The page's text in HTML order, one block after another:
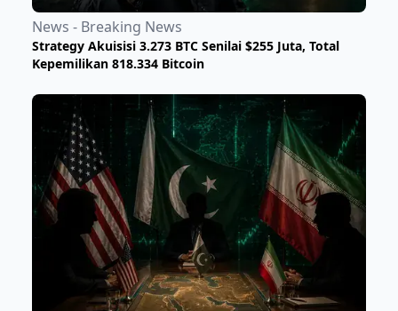
News - Breaking News
Strategy Akuisisi 3.273 BTC Senilai $255 Juta, Total
Kepemilikan 818.334 Bitcoin